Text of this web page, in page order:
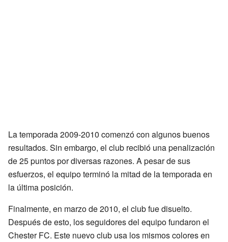
La temporada 2009-2010 comenzó con algunos buenos
resultados. Sin embargo, el club recibió una penalización
de 25 puntos por diversas razones. A pesar de sus
esfuerzos, el equipo terminó la mitad de la temporada en
la última posición.
Finalmente, en marzo de 2010, el club fue disuelto.
Después de esto, los seguidores del equipo fundaron el
Chester FC. Este nuevo club usa los mismos colores en